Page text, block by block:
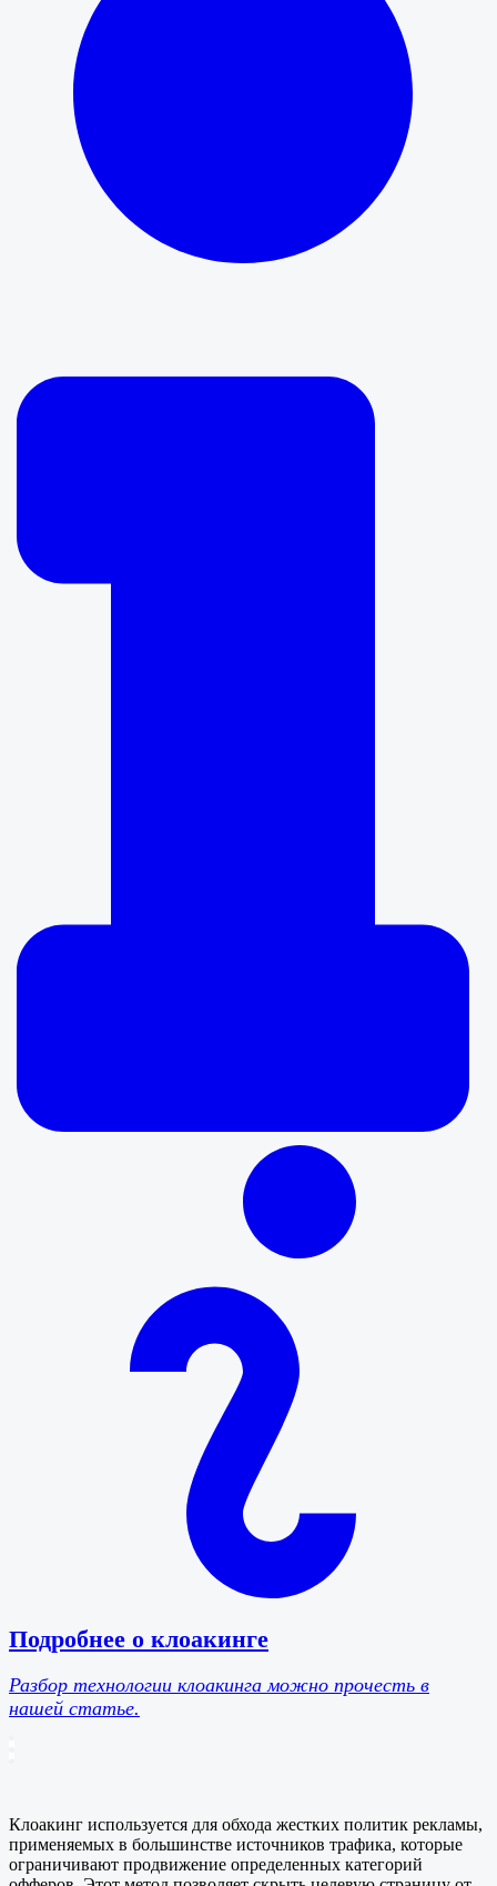
Подробнее о клоакинге
Разбор технологии клоакинга можно прочесть в
нашей статье.
Клоакинг используется для обхода жестких политик рекламы,
применяемых в большинстве источников трафика, которые
ограничивают продвижение определенных категорий